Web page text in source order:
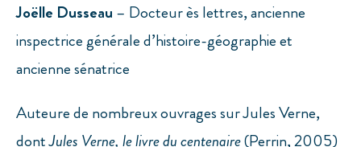
Joëlle Dusseau – Docteur ès lettres, ancienne
inspectrice générale d’histoire-géographie et
ancienne sénatrice
Auteure de nombreux ouvrages sur Jules Verne,
dontJules Verne, le livre du centenaire(Perrin, 2005)